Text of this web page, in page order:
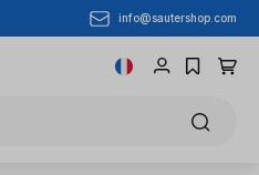
info@sautershop.com